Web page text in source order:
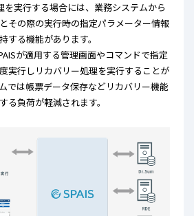
を実行する場合には、業務システムから
その際の実行時の指定パラメーター情報
する機能があります。
が適用する管理画面やコマンドで指定
実行しリカバリー処理を実行することが
では帳票データ保存などリカバリー機能
る負荷が軽減されます。